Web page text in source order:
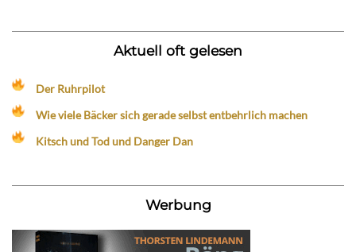
Aktuell oft gelesen
Der Ruhrpilot
Wie viele Bäcker sich gerade selbst entbehrlich machen
Kitsch und Tod und Danger Dan
Werbung